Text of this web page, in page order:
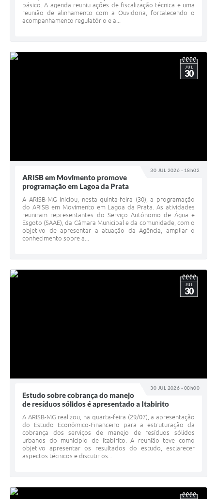
básico. A agenda reuniu ações de fiscalização técnica e uma
reunião de alinhamento com a Ouvidoria, fortalecendo o
acompanhamento regulatório e a...
30 JUL 2026 - 18h02
JUL
30
ARISB em Movimento promove
programação em Lagoa da Prata
A ARISB-MG iniciou, nesta quinta-feira (30), a programação
do ARISB em Movimento em Lagoa da Prata. As atividades
reuniram representantes do Serviço Autônomo de Água e
Esgoto (SAAE), da Câmara Municipal e da comunidade, com o
objetivo de apresentar a atuação da Agência, ampliar o
conhecimento sobre a...
30 JUL 2026 - 08h00
JUL
30
Estudo sobre cobrança do manejo
de resíduos sólidos é apresentado a Itabirito
A ARISB-MG realizou, na quarta-feira (29/07), a apresentação
do Estudo Econômico-Financeiro para a estruturação da
cobrança dos serviços de manejo de resíduos sólidos
urbanos do município de Itabirito. A reunião teve como
objetivo apresentar os resultados do estudo, esclarecer
aspectos técnicos e discutir os...